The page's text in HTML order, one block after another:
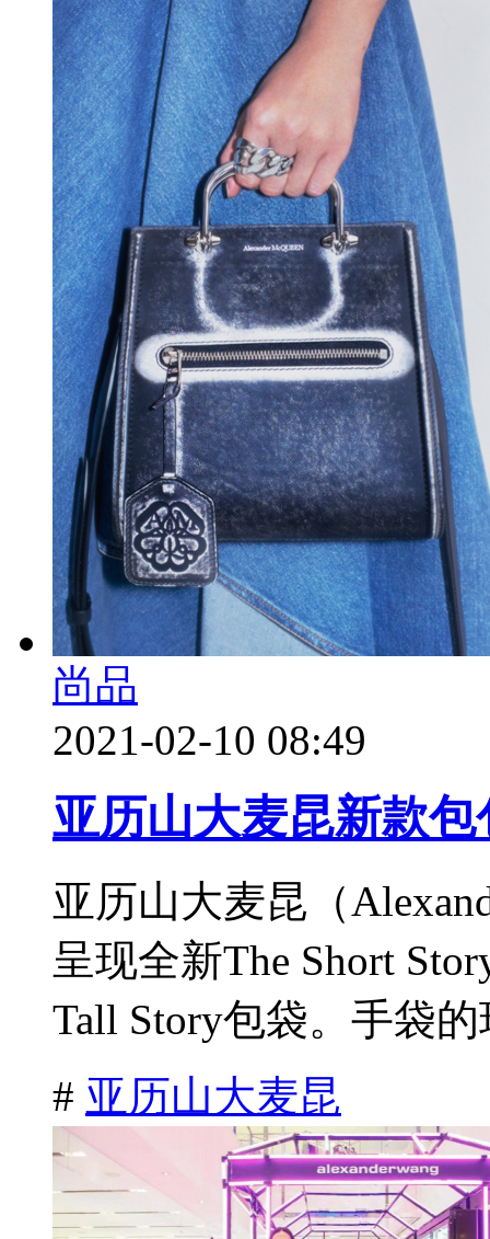
尚品
2021-02-10 08:49
亚历山大麦昆新款
亚历山大麦昆（
呈现全新The Short
Tall Story包袋。手袋的
# 亚历山大麦昆